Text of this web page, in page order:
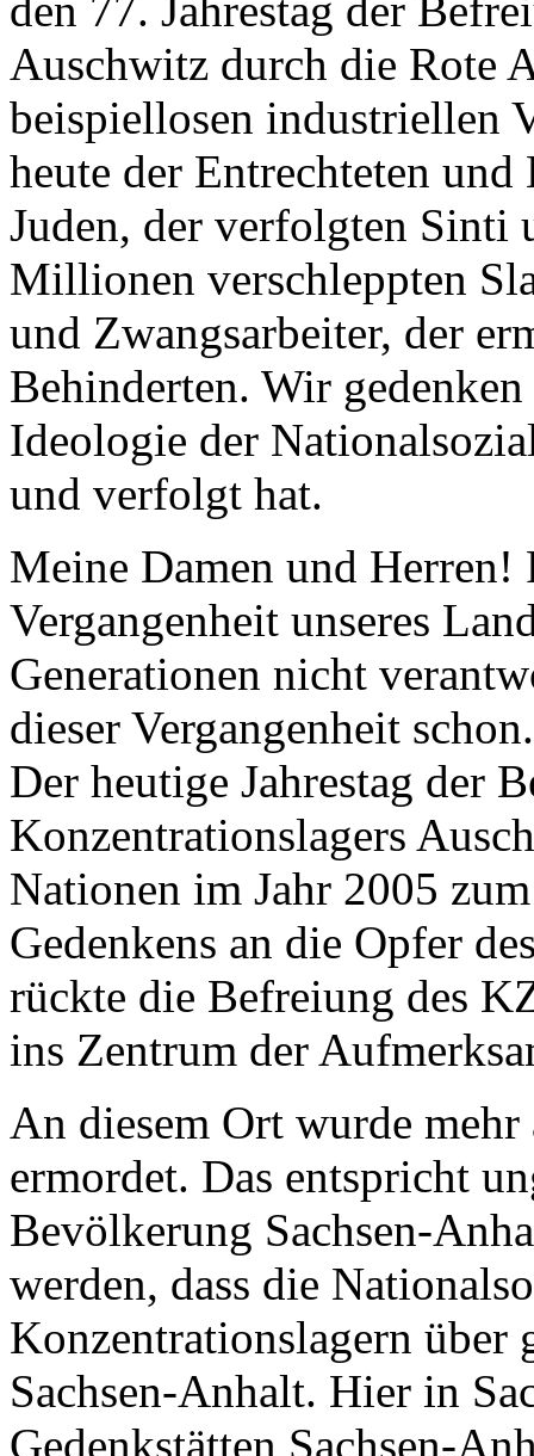
Auschwitz durch die Rote
beispiellosen industriellen
heute der Entrechteten
Juden, der verfolgten Sinti
Millionen verschleppten
und Zwangsarbeiter, der
Behinderten. Wir
Ideologie der
und verfolgt hat.
Meine Damen und Herren!
Vergangenheit unseres
Generationen nicht
dieser Vergangenheit schon.
Der heutige Jahrestag der
Konzentrationslagers
Nationen im Jahr 2005
Gedenkens an die Opfer
rückte die Befreiung des
ins Zentrum der
An diesem Ort wurde
ermordet. Das entspricht
Bevölkerung Sachsen-
werden, dass die
Konzentrationslagern über
Sachsen-Anhalt. Hier in
Gedenkstätten Sachsen-